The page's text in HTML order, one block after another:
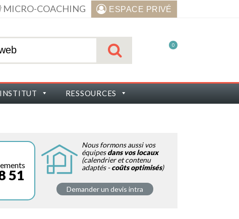
MICRO-COACHING ESPACE PRIVÉ
0
RESSOURCES
51
Nous formons aussi vos
équipesdans vos locaux
(calendrier et contenu
adaptés -coûts optimisés)
Demander un devis intra